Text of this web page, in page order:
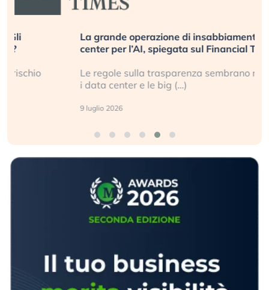
La grande operazione di insabbiamento sui data
center per l’AI, spiegata sul Financial Times
Le regole sulla trasparenza sembrano non valere per
i data center e le big (…)